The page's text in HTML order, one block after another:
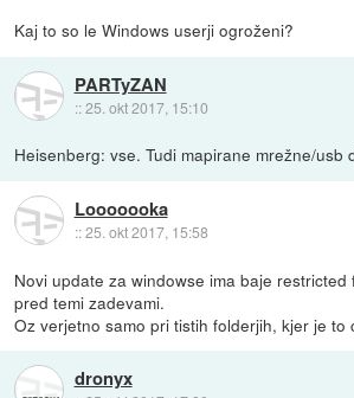
Kaj to so le Windows userji ogroženi?
PARTyZAN
::25. okt 2017, 15:10
Heisenberg: vse. Tudi mapirane mrežne/usb
Looooooka
::25. okt 2017, 15:58
Novi update za windowse ima baje restricted
pred temi zadevami.
Oz verjetno samo pri tistih folderjih, kjer je to
dronyx